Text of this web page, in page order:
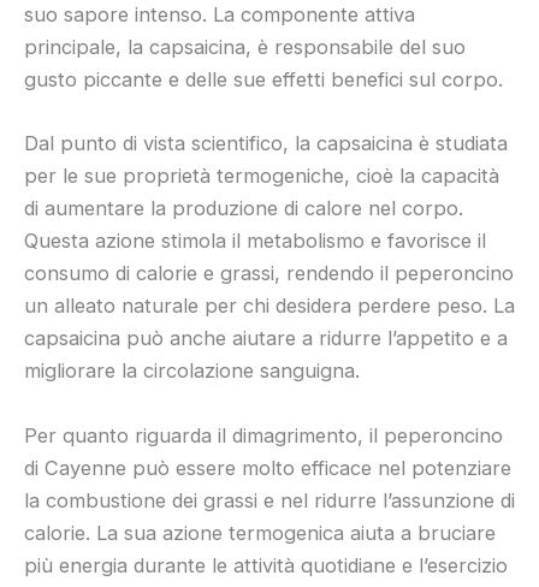
suo sapore intenso. La componente attiva
principale, la capsaicina, è responsabile del suo
gusto piccante e delle sue effetti benefici sul corpo.
Dal punto di vista scientifico, la capsaicina è studiata
per le sue proprietà termogeniche, cioè la capacità
di aumentare la produzione di calore nel corpo.
Questa azione stimola il metabolismo e favorisce il
consumo di calorie e grassi, rendendo il peperoncino
un alleato naturale per chi desidera perdere peso. La
capsaicina può anche aiutare a ridurre l’appetito e a
migliorare la circolazione sanguigna.
Per quanto riguarda il dimagrimento, il peperoncino
di Cayenne può essere molto efficace nel potenziare
la combustione dei grassi e nel ridurre l’assunzione di
calorie. La sua azione termogenica aiuta a bruciare
più energia durante le attività quotidiane e l’esercizio